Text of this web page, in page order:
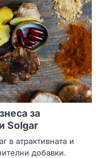
за
Solgar
в атрактивната и
добавки.